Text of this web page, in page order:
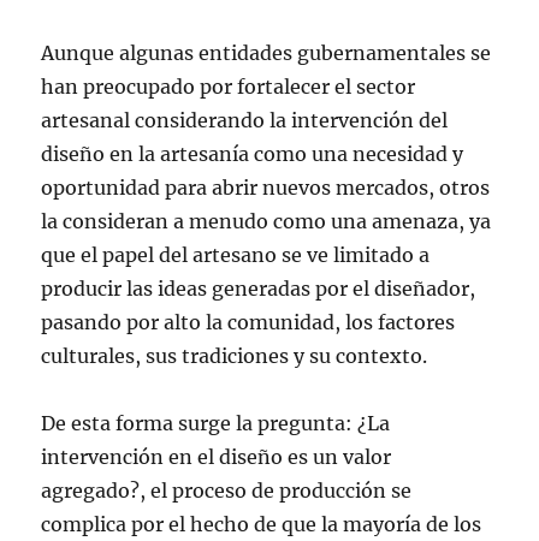
Aunque algunas entidades gubernamentales se
han preocupado por fortalecer el sector
artesanal considerando la intervención del
diseño en la artesanía como una necesidad y
oportunidad para abrir nuevos mercados, otros
la consideran a menudo como una amenaza, ya
que el papel del artesano se ve limitado a
producir las ideas generadas por el diseñador,
pasando por alto la comunidad, los factores
culturales, sus tradiciones y su contexto.
De esta forma surge la pregunta: ¿La
intervención en el diseño es un valor
agregado?, el proceso de producción se
complica por el hecho de que la mayoría de los